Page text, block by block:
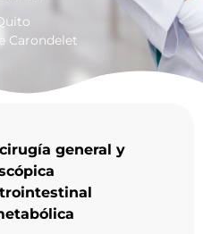
Carondelet
general y